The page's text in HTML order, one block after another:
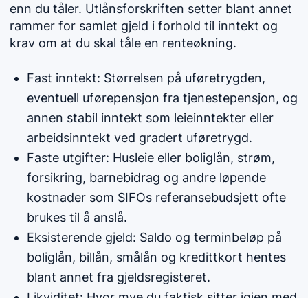
enn du tåler. Utlånsforskriften setter blant annet
rammer for samlet gjeld i forhold til inntekt og
krav om at du skal tåle en renteøkning.
Fast inntekt: Størrelsen på uføretrygden,
eventuell uførepensjon fra tjenestepensjon, og
annen stabil inntekt som leieinntekter eller
arbeidsinntekt ved gradert uføretrygd.
Faste utgifter: Husleie eller boliglån, strøm,
forsikring, barnebidrag og andre løpende
kostnader som SIFOs referansebudsjett ofte
brukes til å anslå.
Eksisterende gjeld: Saldo og terminbeløp på
boliglån, billån, smålån og kredittkort hentes
blant annet fra gjeldsregisteret.